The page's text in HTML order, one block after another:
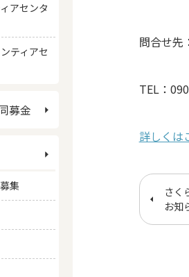
問合せ先
TEL：
詳しくは
さく
お知
アセンタ
ティアセ
募金
集